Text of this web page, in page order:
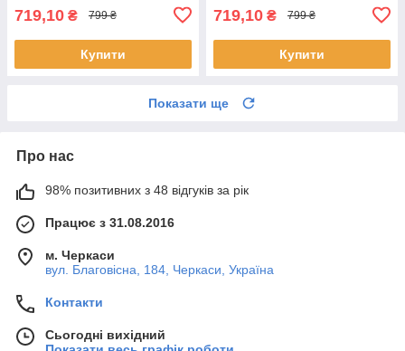
719,10 ₴ 799 ₴
Купити
719,10 ₴ 799 ₴
Купити
Показати ще
Про нас
98% позитивних з 48 відгуків за рік
Працює з 31.08.2016
м. Черкаси
вул. Благовісна, 184, Черкаси, Україна
Контакти
Сьогодні вихідний